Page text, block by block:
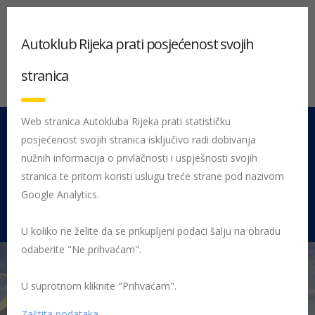
051 212 442 Centrala
Pon - Pet 08:00 - 16:00
Rujevica 9/1, 51000 Rijeka
Početna Posljednje objavljene novosti
Autoklub Rijeka prati posjećenost svojih
stranica
Web stranica Autokluba Rijeka prati statističku
posjećenost svojih stranica isključivo radi dobivanja
nužnih informacija o privlačnosti i uspješnosti svojih
stranica te pritom koristi uslugu treće strane pod nazivom
Google Analytics.
U koliko ne želite da se prikupljeni podaci šalju na obradu
odaberite "Ne prihvaćam".
U suprotnom kliknite "Prihvaćam".